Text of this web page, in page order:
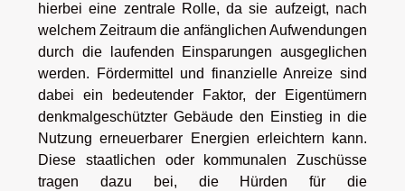
hierbei eine zentrale Rolle, da sie aufzeigt, nach
welchem Zeitraum die anfänglichen Aufwendungen
durch die laufenden Einsparungen ausgeglichen
werden. Fördermittel und finanzielle Anreize sind
dabei ein bedeutender Faktor, der Eigentümern
denkmalgeschützter Gebäude den Einstieg in die
Nutzung erneuerbarer Energien erleichtern kann.
Diese staatlichen oder kommunalen Zuschüsse
tragen dazu bei, die Hürden für die